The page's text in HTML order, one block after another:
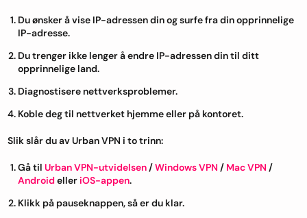
Du ønsker å vise IP-adressen din og surfe fra din opprinnelige
IP-adresse.
Du trenger ikke lenger å endre IP-adressen din til ditt
opprinnelige land.
Diagnostisere nettverksproblemer.
Koble deg til nettverket hjemme eller på kontoret.
Slik slår du av Urban VPN i to trinn:
Gå til Urban VPN-utvidelsen /Windows VPN / Mac VPN /
AndroidelleriOS-appen.
Klikk på pauseknappen, så er du klar.